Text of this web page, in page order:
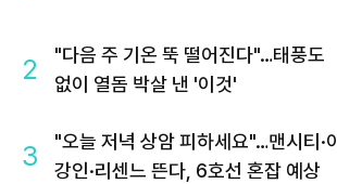
2
"다음 주 기온 뚝 떨어진다"…태풍도
없이 열돔 박살 낸 '이것'
3
"오늘 저녁 상암 피하세요"…맨시티·이
강인·리센느 뜬다, 6호선 혼잡 예상